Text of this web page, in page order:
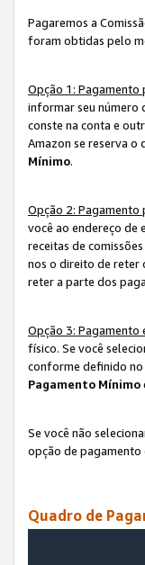
Pagaremos a
foram obtidas pelo
Opção 1:
informar seu número
conste na conta e
Amazon se reserva
Mínimo.
Opção 2: Pagamento
você ao endereço de
receitas de
nos o direito de reter
reter a parte dos
Opção 3: Pagamento
físico. Se você
conforme definido no
Pagamento Mínimo
Se você não
opção de pagamento
Quadro de